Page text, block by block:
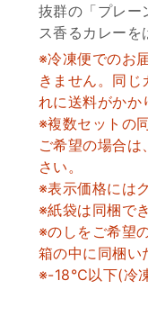
抜群の「プレー
ス香るカレーを
※冷凍便でのお
きません。同
れに送料がかか
※複数セットの
ご希望の場合は
さい。
※表示価格には
※紙袋は同梱で
※のしをご希望
箱の中に同梱い
※-18℃以下(冷凍